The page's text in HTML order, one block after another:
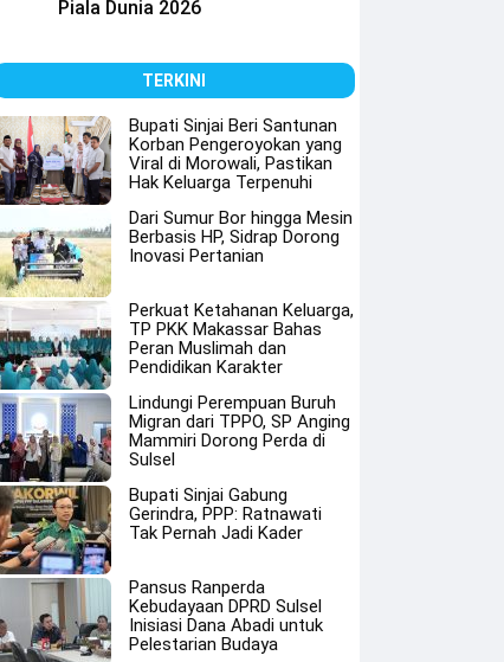
Piala Dunia 2026
TERKINI
Bupati Sinjai Beri Santunan
Korban Pengeroyokan yang
Viral di Morowali, Pastikan
Hak Keluarga Terpenuhi
Dari Sumur Bor hingga Mesin
Berbasis HP, Sidrap Dorong
Inovasi Pertanian
Perkuat Ketahanan Keluarga,
TP PKK Makassar Bahas
Peran Muslimah dan
Pendidikan Karakter
Lindungi Perempuan Buruh
Migran dari TPPO, SP Anging
Mammiri Dorong Perda di
Sulsel
Bupati Sinjai Gabung
Gerindra, PPP: Ratnawati
Tak Pernah Jadi Kader
Pansus Ranperda
Kebudayaan DPRD Sulsel
Inisiasi Dana Abadi untuk
Pelestarian Budaya